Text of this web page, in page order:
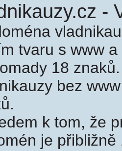
-
tvaru s www
18
bez
k tom, že
je